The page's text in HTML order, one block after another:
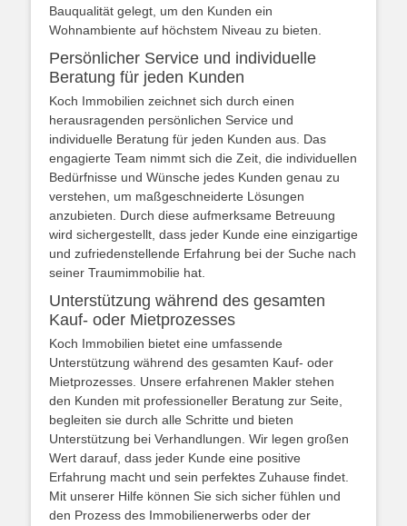
Bauqualität gelegt, um den Kunden ein
Wohnambiente auf höchstem Niveau zu bieten.
Persönlicher Service und individuelle
Beratung für jeden Kunden
Koch Immobilien zeichnet sich durch einen
herausragenden persönlichen Service und
individuelle Beratung für jeden Kunden aus. Das
engagierte Team nimmt sich die Zeit, die individuellen
Bedürfnisse und Wünsche jedes Kunden genau zu
verstehen, um maßgeschneiderte Lösungen
anzubieten. Durch diese aufmerksame Betreuung
wird sichergestellt, dass jeder Kunde eine einzigartige
und zufriedenstellende Erfahrung bei der Suche nach
seiner Traumimmobilie hat.
Unterstützung während des gesamten
Kauf- oder Mietprozesses
Koch Immobilien bietet eine umfassende
Unterstützung während des gesamten Kauf- oder
Mietprozesses. Unsere erfahrenen Makler stehen
den Kunden mit professioneller Beratung zur Seite,
begleiten sie durch alle Schritte und bieten
Unterstützung bei Verhandlungen. Wir legen großen
Wert darauf, dass jeder Kunde eine positive
Erfahrung macht und sein perfektes Zuhause findet.
Mit unserer Hilfe können Sie sich sicher fühlen und
den Prozess des Immobilienerwerbs oder der